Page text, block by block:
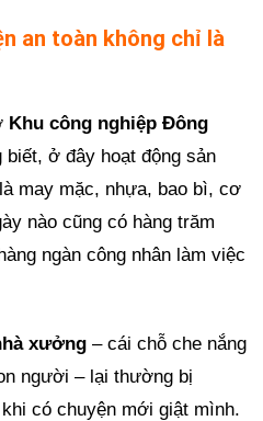
an toàn không chỉ là
Khu công nghiệp Đông
biết, ở đây hoạt động sản
may mặc, nhựa, bao bì, cơ
nào cũng có hàng trăm
ngàn công nhân làm việc
xưởng – cái chỗ che nắng
người – lại thường bị
có chuyện mới giật mình.